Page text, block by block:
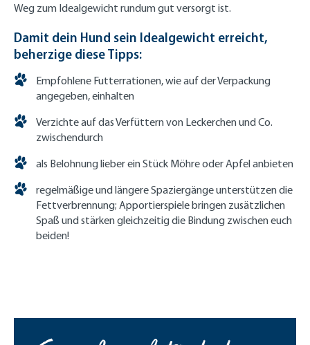
Weg zum Idealgewicht rundum gut versorgt ist.
Damit dein Hund sein Idealgewicht erreicht,
beherzige diese Tipps:
Empfohlene Futterrationen, wie auf der Verpackung
angegeben, einhalten
Verzichte auf das Verfüttern von Leckerchen und Co.
zwischendurch
als Belohnung lieber ein Stück Möhre oder Apfel anbieten
regelmäßige und längere Spaziergänge unterstützen die
Fettverbrennung; Apportierspiele bringen zusätzlichen
Spaß und stärken gleichzeitig die Bindung zwischen euch
beiden!